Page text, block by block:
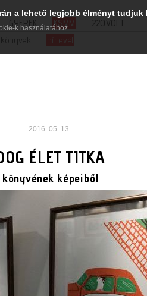
GYEREK KSMM
220VOLT
könyvek hírlevél
2016. 05. 13.
ÉLET TITKA
képeiből
a lehető legjobb élményt tudjuk
k használatához.